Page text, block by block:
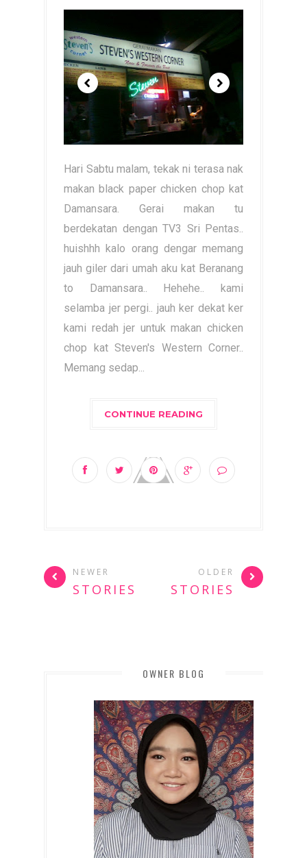
Hari Sabtu malam, tekak ni terasa nak
makan black paper chicken chop kat
Damansara. Gerai makan tu
berdekatan dengan TV3 Sri Pentas..
huishhh kalo orang dengar memang
jauh giler dari umah aku kat Beranang
to Damansara.. Hehehe.. kami
selamba jer pergi.. jauh ker dekat ker
kami redah jer untuk makan chicken
chop kat Steven's Western Corner..
Memang sedap...
CONTINUE READING
NEWER
STORIES
OLDER
STORIES
OWNER BLOG